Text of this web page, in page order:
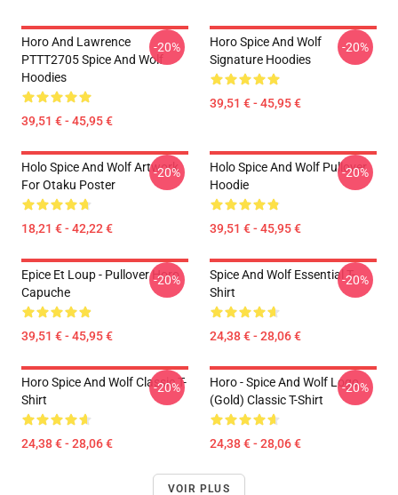
Horo And Lawrence
PTTT2705 Spice And Wolf
Hoodies
39,51 € - 45,95 €
-20%
Horo Spice And Wolf
Signature Hoodies
39,51 € - 45,95 €
-20%
Holo Spice And Wolf Artwork
For Otaku Poster
18,21 € - 42,22 €
-20%
Holo Spice And Wolf Pullover
Hoodie
39,51 € - 45,95 €
-20%
Epice Et Loup - Pullover Horo
Capuche
39,51 € - 45,95 €
-20%
Spice And Wolf Essential T-
Shirt
24,38 € - 28,06 €
-20%
Horo Spice And Wolf Classic T-
Shirt
24,38 € - 28,06 €
-20%
Horo - Spice And Wolf Logo
(Gold) Classic T-Shirt
24,38 € - 28,06 €
-20%
VOIR PLUS